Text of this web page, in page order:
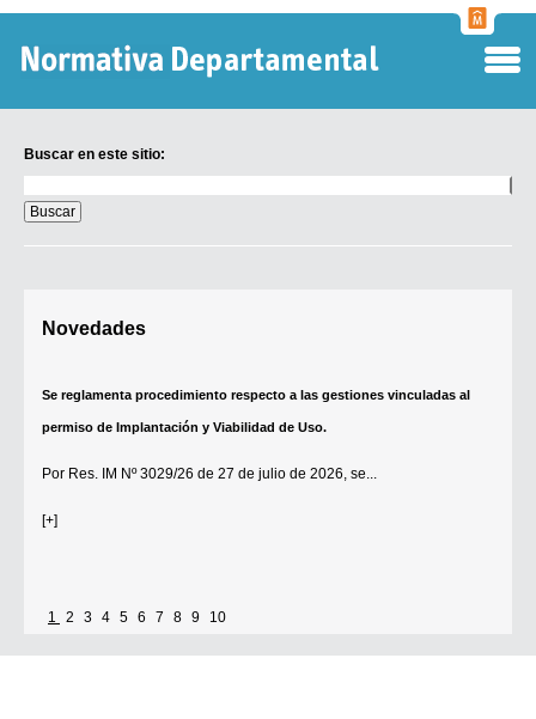
Buscar en este sitio:
en
este
sitio:
Novedades
Se reglamenta procedimiento respecto a las gestiones vinculadas al
permiso de Implantación y Viabilidad de Uso.
Por Res. IM Nº 3029/26 de 27 de julio de 2026, se...
[+]
1 2 3 4 5 6 7 8 9 10